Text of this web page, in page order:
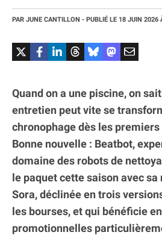
PAR JUNE CANTILLON - PUBLIÉ LE 18 JUIN 2026
Quand on a une piscine, on
entretien peut vite se
chronophage dès les
Bonne nouvelle : Beatbot,
domaine des robots de
le paquet cette saison avec
Sora, déclinée en trois
les bourses, et qui bénéficie
promotionnelles